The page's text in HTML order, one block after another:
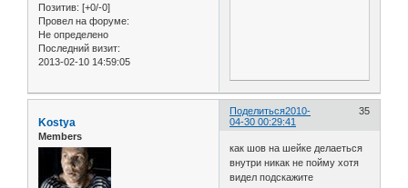
Позитив: [+0/-0]
Провел на форуме:
Не определено
Последний визит:
2013-02-10 14:59:05
Поделиться 35
2010-
04-30 00:29:41
Kostya
Members
как шов на шейке делаеться
внутри никак не пойму хотя
видел подскажите